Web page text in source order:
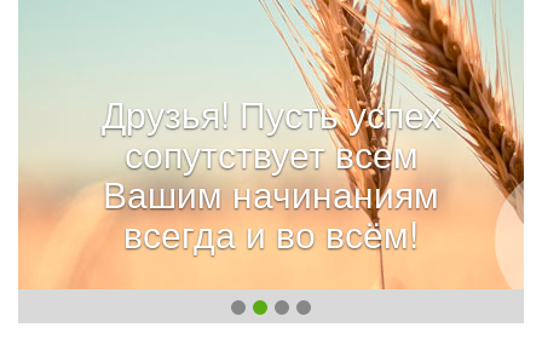
Друзья! Пусть успех
сопутствует всем
Вашим начинаниям
всегда и во всём!